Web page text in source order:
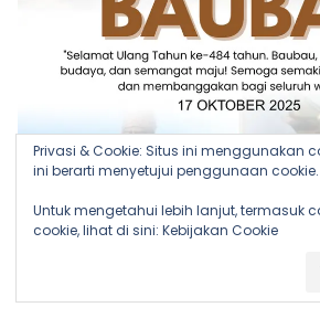
Privasi & Cookie: Situs ini menggunakan
ini berarti menyetujui penggunaan cookie.
Untuk mengetahui lebih lanjut, termasuk
cookie, lihat di sini: Kebijakan Cookie